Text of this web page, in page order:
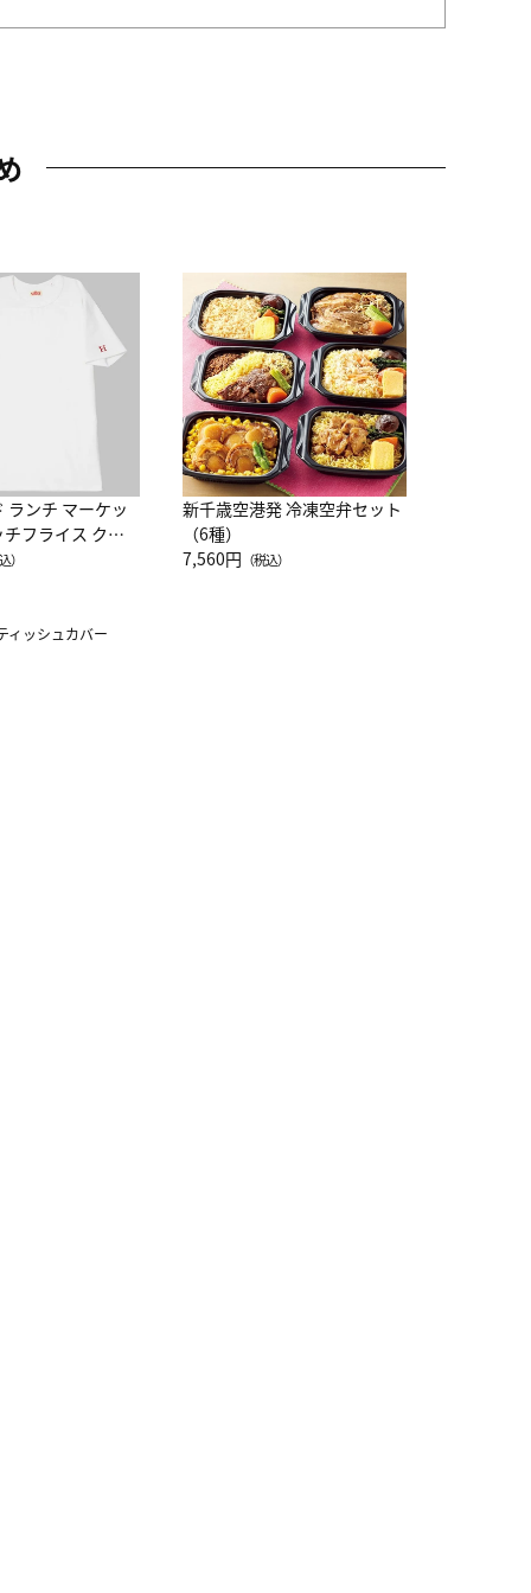
ランチ マーケッ
フライス クル
半袖Ｔシャツ
）
新千歳空港発 冷凍空弁セット
（6種）
7,560円 （税込）
ィッシュカバー